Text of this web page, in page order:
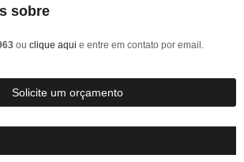
sobre
ou clique aqui e entre em contato por email.
Solicite um orçamento